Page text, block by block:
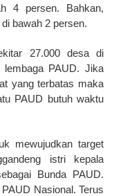
4 persen. Bahkan,
bawah 2 persen.
27.000 desa di
PAUD. Jika
yang terbatas maka
PAUD butuh waktu
mewujudkan target
istri kepala
Bunda PAUD.
Nasional. Terus